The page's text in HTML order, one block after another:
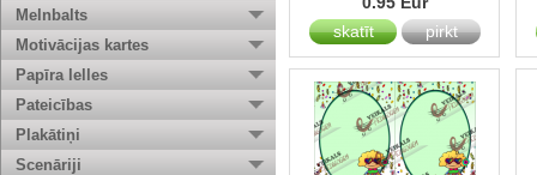
Melnbalts
Motivācijas kartes
Papīra lelles
Pateicības
Plakātiņi
Scenāriji
skatīt
pirkt